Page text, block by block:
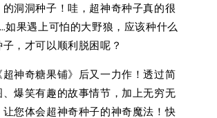
的洞洞种子！哇，超神奇种子真的很
如果遇上可怕的大野狼，应该种什么
，才可以顺利脱困呢？
神奇糖果铺》后又一力作！透过简
爆笑有趣的故事情节，加上无穷无
您体会超神奇种子的神奇魔法！快